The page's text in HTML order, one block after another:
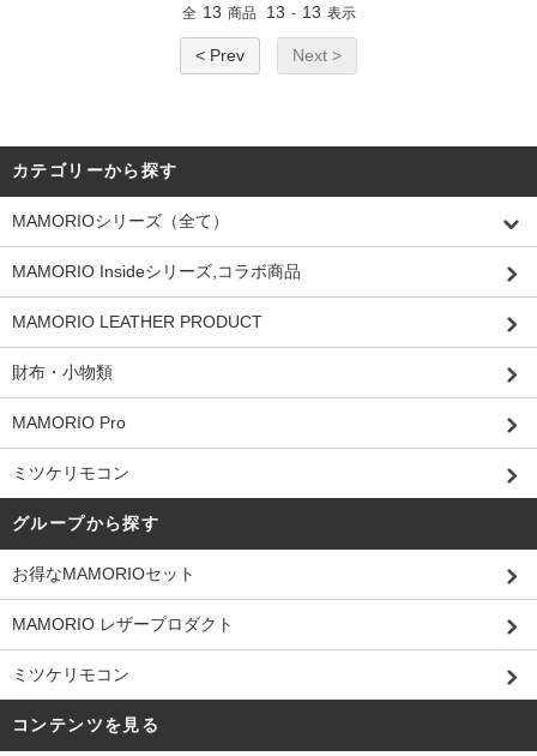
全 13 商品 13 - 13 表示
< Prev Next >
カテゴリーから探す
MAMORIOシリーズ（全て）
MAMORIO Insideシリーズ,コラボ商品
MAMORIO LEATHER PRODUCT
財布・小物類
MAMORIO Pro
ミツケリモコン
グループから探す
お得なMAMORIOセット
MAMORIO レザープロダクト
ミツケリモコン
コンテンツを見る